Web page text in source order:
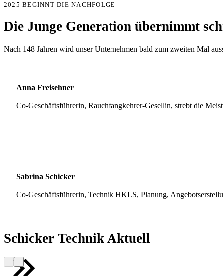
2025 BEGINNT DIE NACHFOLGE
Die Junge Generation übernimmt
Nach 148 Jahren wird unser Unternehmen bald zum zweiten Mal
Anna Freisehner
Co-Geschäftsführerin, Rauchfangkehrer-Gesellin, strebt die
Sabrina Schicker
Co-Geschäftsführerin, Technik HKLS, Planung,
Schicker Technik Aktuell